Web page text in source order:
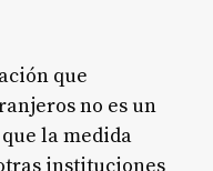
que
no es un
la medida
instituciones